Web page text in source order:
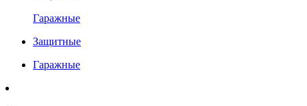
Гаражные
Защитные
Гаражные